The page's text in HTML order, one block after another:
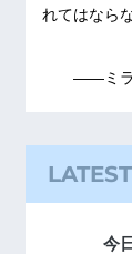
れてはならな
――ミラ
今